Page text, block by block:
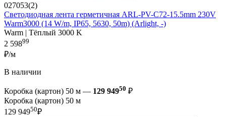
027053(2)
Светодиодная лента герметичная ARL-PV-C72-15.5mm 230V
Warm3000 (14 W/m, IP65, 5630, 50m) (Arlight, -)
Warm | Тёплый 3000 K
2 59899
₽/м
В наличии
Коробка (картон) 50 м — 129 94950 ₽
Коробка (картон) 50 м
129 94950₽